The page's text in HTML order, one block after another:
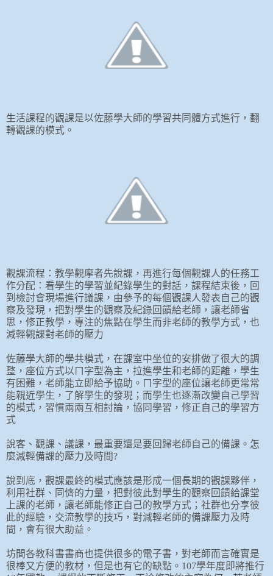
生活課程的觀課是以佐藤學大師的學習共同體方式進行，翻
轉觀課的模式。
觀課流程：教學觀摩者先說課，再進行每個觀課人的任務工
作分配：看學生的學習並紀錄學生的對話，課程結束後，回
到檢討會現場進行議課，由參予的每個觀課人發表自己的觀
察及發現，把對學生的觀察及紀錄回饋給老師，讓老師省
思，修正教學，專注的焦點在學生而非老師的教學方式，也
減輕觀課對老師的壓力
佐藤學大師的學共模式，在課室中坐位的安排做了很大的調
整，座位方式以ㄇ字型為主，拉進學生和老師的距離，學生
有困難，老師能立即給予協助。ㄇ字型的座位讓老師更常常
能親近學生，了解學生的發現；而學生也逐漸改變自己學習
的模式，習慣兩兩互相討論，協同學習，修正自己的學習方
式
說客、觀課、議課，最重要還是要回歸老師自己的備課。怎
麼減輕備課的壓力及時間?
說到底，觀課最終的模式應該是形成一個長期的觀課夥伴，
利用社群、同儕的力量，把對彼此對學生的觀察回饋給課堂
上課的老師，讓老師能修正自己的教學方式；社群也分享彼
此的經驗，交流教學的技巧，對減輕老師的備課壓力及時
間，會有很大助益。
坊間各教科書書商也提供很多的電子書，對老師而言確實是
很棒又方便的教材，但是也有它的缺點。 107學年度即將推行